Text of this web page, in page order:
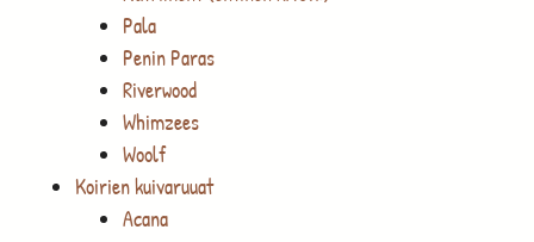
Pala
Penin Paras
Riverwood
Whimzees
Woolf
Koirien kuivaruuat
Acana